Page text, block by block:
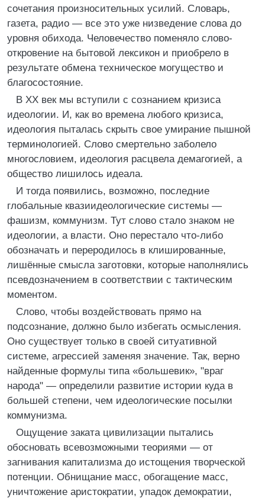
сочетания произносительных усилий. Словарь,
газета, радио — все это уже низведение слова до
уровня обихода. Человечество поменяло слово-
откровение на бытовой лексикон и приобрело в
результате обмена техническое могущество и
благосостояние.
В XX век мы вступили с сознанием кризиса
идеологии. И, как во времена любого кризиса,
идеология пыталась скрыть свое умирание пышной
терминологией. Слово смертельно заболело
многословием, идеология расцвела демагогией, а
общество лишилось идеала.
И тогда появились, возможно, последние
глобальные квазиидеологические системы —
фашизм, коммунизм. Тут слово стало знаком не
идеологии, а власти. Оно перестало что-либо
обозначать и переродилось в клишированные,
лишённые смысла заготовки, которые наполнялись
псевдозначением в соответствии с тактическим
моментом.
Слово, чтобы воздействовать прямо на
подсознание, должно было избегать осмысления.
Оно существует только в своей ситуативной
системе, агрессией заменяя значение. Так, верно
найденные формулы типа «большевик», "враг
народа" — определили развитие истории куда в
большей степени, чем идеологические посылки
коммунизма.
Ощущение заката цивилизации пытались
обосновать всевозможными теориями — от
загнивания капитализма до истощения творческой
потенции. Обнищание масс, обогащение масс,
уничтожение аристократии, упадок демократии,